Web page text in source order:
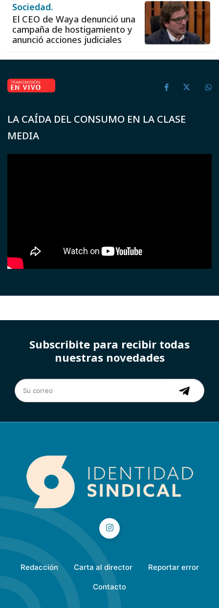
Sociedad.
El CEO de Waya denunció una
campaña de hostigamiento y
anunció acciones judiciales
LA CAÍDA DEL CONSUMO EN LA CLASE
MEDIA
Subscribite para recibir todas
nuestras novedades
Redacción Carta al director Reportar error
Contacto